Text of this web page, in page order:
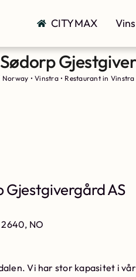
CITYMAX
Sødorp
Norway •Vinstra• Restaurant in Vinstra
Gjestgivergård AS
NO
Vi har stor kapasitet i